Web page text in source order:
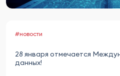
#новости
28 января отмечается
данных!